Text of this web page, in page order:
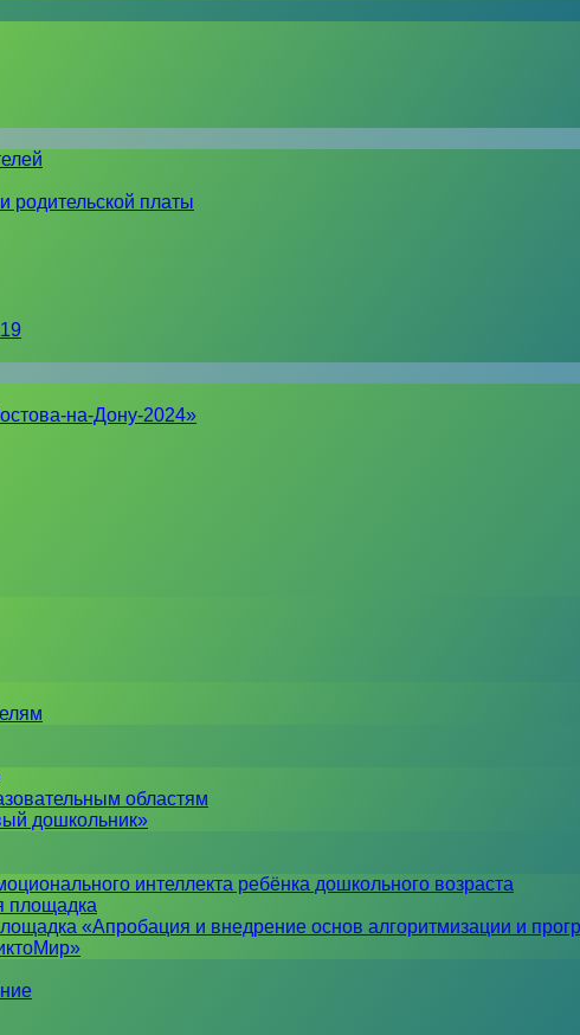
родительской платы
на-Дону-2024»
областям
дошкольник»
интеллекта ребёнка дошкольного возраста
площадка
«Апробация и внедрение основ алгоритмизации и